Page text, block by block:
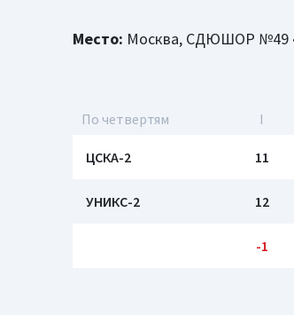
Место: Москва, СДЮШОР №49
По четвертям I
ЦСКА-2 11
УНИКС-2 12
-1